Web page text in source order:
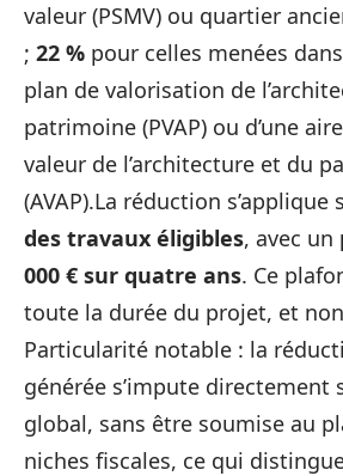
valeur (PSMV) ou quartier
; 22 % pour celles menées
plan de valorisation de
patrimoine (PVAP) ou d’une
valeur de l’architecture et du
(AVAP).La réduction s’applique
des travaux éligibles, avec un
000 € sur quatre ans. Ce
toute la durée du projet, et
Particularité notable : la
générée s’impute directement
global, sans être soumise au
niches fiscales, ce qui